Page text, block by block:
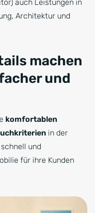
auch Leistungen in
Architektur und
machen
und
komfortablen
in der
und
für ihre Kunden